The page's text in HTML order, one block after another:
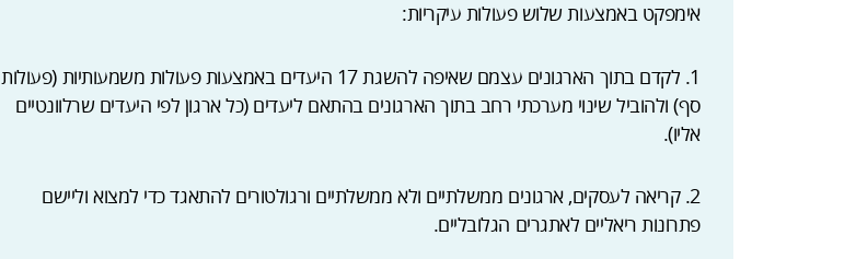
אימפקט באמצעות שלוש פעולות עיקריות:
1. לקדם בתוך הארגונים עצמם שאיפה להשגת 17 היעדים באמצעות פעולות משמעותיות (פעולות
סף) ולהוביל שינוי מערכתי רחב בתוך הארגונים בהתאם ליעדים (כל ארגון לפי היעדים שרלוונטיים
אליו).
2. קריאה לעסקים, ארגונים ממשלתיים ולא ממשלתיים ורגולטורים להתאגד כדי למצוא וליישם
פתרונות ריאליים לאתגרים הגלובליים.